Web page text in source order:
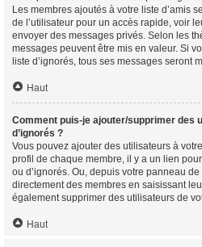
Les membres ajoutés à votre liste d’amis
de l’utilisateur pour un accès rapide, voir
envoyer des messages privés. Selon les
messages peuvent être mis en valeur. Si
liste d’ignorés, tous ses messages seront
Haut
Comment puis-je ajouter/supprimer des
d’ignorés ?
Vous pouvez ajouter des utilisateurs à
profil de chaque membre, il y a un lien
ou d’ignorés. Ou, depuis votre panneau
directement des membres en saisissant
également supprimer des utilisateurs de
Haut